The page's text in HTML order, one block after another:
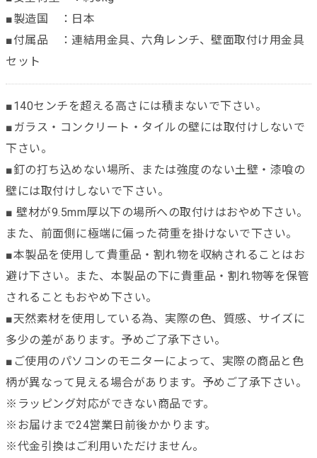
■製造国 ：日本
■付属品 ：連結用金具、六角レンチ、壁面取付け用金具
セット
■140センチを超える高さには積まないで下さい。
■ガラス・コンクリート・タイルの壁には取付けしないで
下さい。
■釘の打ち込めない場所、または強度のない土壁・漆喰の
壁には取付けしないで下さい。
■ 壁材が9.5mm厚以下の場所への取付けはおやめ下さい。
また、前面側に極端に偏った荷重を掛けないで下さい。
■本製品を使用して貴重品・割れ物を収納されることはお
避け下さい。また、本製品の下に貴重品・割れ物等を保管
されることもおやめ下さい。
■天然素材を使用している為、実際の色、質感、サイズに
多少の差があります。予めご了承下さい。
■ご使用のパソコンのモニターによって、実際の商品と色
柄が異なって見える場合があります。予めご了承下さい。
※ラッピング対応ができない商品です。
※お届けまで24営業日前後かかります。
※代金引換はご利用いただけません。